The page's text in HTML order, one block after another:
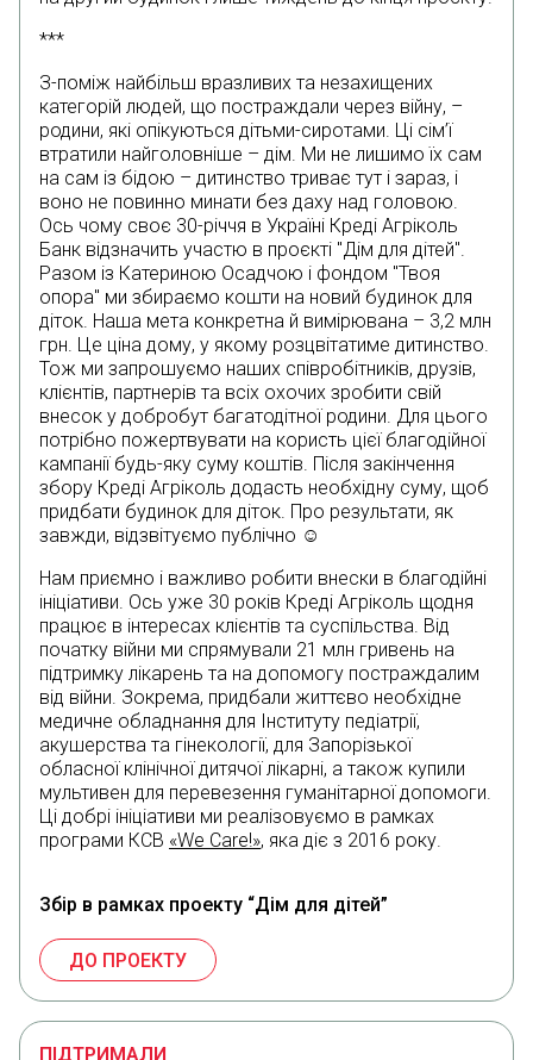
***
З-поміж найбільш вразливих та незахищених
категорій людей, що постраждали через війну, –
родини, які опікуються дітьми-сиротами. Ці сім’ї
втратили найголовніше – дім. Ми не лишимо їх сам
на сам із бідою – дитинство триває тут і зараз, і
воно не повинно минати без даху над головою.
Ось чому своє 30-річчя в Україні Креді Агріколь
Банк відзначить участю в проєкті "Дім для дітей".
Разом із Катериною Осадчою і фондом "Твоя
опора" ми збираємо кошти на новий будинок для
діток. Наша мета конкретна й вимірювана – 3,2 млн
грн. Це ціна дому, у якому розцвітатиме дитинство.
Тож ми запрошуємо наших співробітників, друзів,
клієнтів, партнерів та всіх охочих зробити свій
внесок у добробут багатодітної родини. Для цього
потрібно пожертвувати на користь цієї благодійної
кампанії будь-яку суму коштів. Після закінчення
збору Креді Агріколь додасть необхідну суму, щоб
придбати будинок для діток. Про результати, як
завжди, відзвітуємо публічно ☺
Нам приємно і важливо робити внески в благодійні
ініціативи. Ось уже 30 років Креді Агріколь щодня
працює в інтересах клієнтів та суспільства. Від
початку війни ми спрямували 21 млн гривень на
підтримку лікарень та на допомогу постраждалим
від війни. Зокрема, придбали життєво необхідне
медичне обладнання для Інституту педіатрії,
акушерства та гінекології, для Запорізької
обласної клінічної дитячої лікарні, а також купили
мультивен для перевезення гуманітарної допомоги.
Ці добрі ініціативи ми реалізовуємо в рамках
програми КСВ «We Care!», яка діє з 2016 року.
Збір в рамках проекту “Дім для дітей”
ДО ПРОЕКТУ
ПІДТРИМАЛИ